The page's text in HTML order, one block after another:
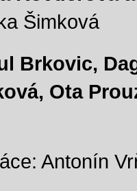
Šimková
Brkovic,
Ota
Antonín